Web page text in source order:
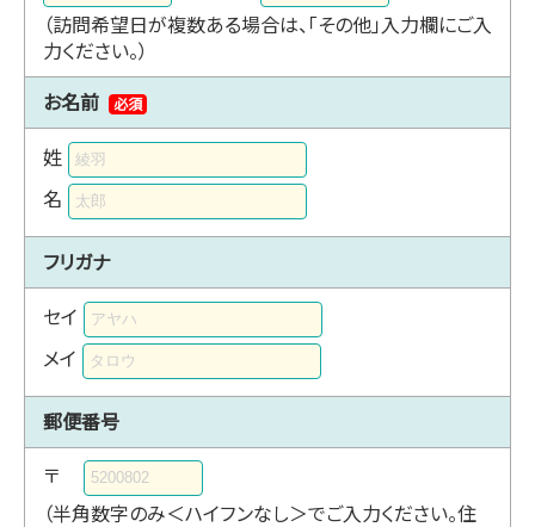
（訪問希望日が複数ある場合は、「その他」入力欄にご入
力ください。）
お名前 必須
姓
名
フリガナ
セイ
メイ
郵便番号
〒
（半角数字のみ＜ハイフンなし＞でご入力ください。住